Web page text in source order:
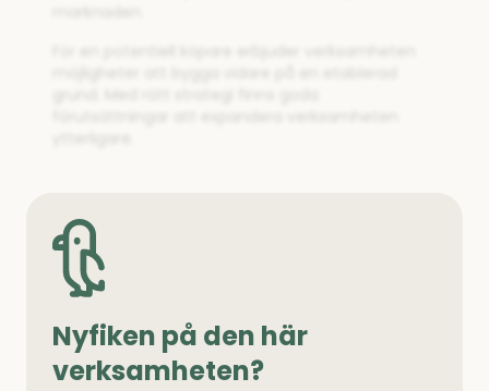
Nyfiken på den här
verksamheten?